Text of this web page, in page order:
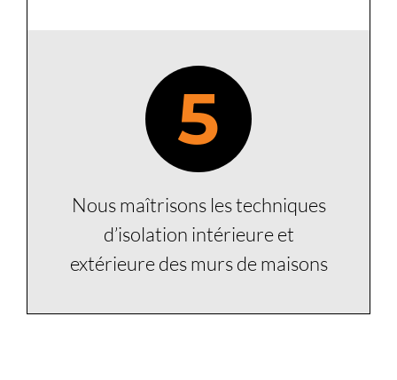
5
Nous maîtrisons les techniques
d’isolation intérieure et
extérieure des murs de maisons